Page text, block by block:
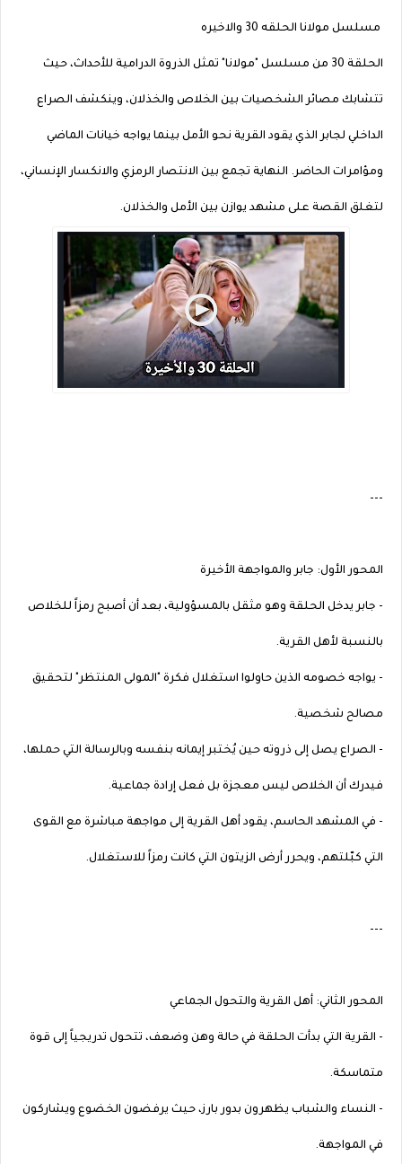
مسلسل مولانا الحلقه 30 والاخيره
الحلقة 30 من مسلسل "مولانا" تمثل الذروة الدرامية للأحداث، حيث
تتشابك مصائر الشخصيات بين الخلاص والخذلان، وينكشف الصراع
الداخلي لجابر الذي يقود القرية نحو الأمل بينما يواجه خيانات الماضي
ومؤامرات الحاضر. النهاية تجمع بين الانتصار الرمزي والانكسار الإنساني،
لتغلق القصة على مشهد يوازن بين الأمل والخذلان.
---
المحور الأول: جابر والمواجهة الأخيرة
- جابر يدخل الحلقة وهو مثقل بالمسؤولية، بعد أن أصبح رمزاً للخلاص
بالنسبة لأهل القرية.
- يواجه خصومه الذين حاولوا استغلال فكرة "المولى المنتظر" لتحقيق
مصالح شخصية.
- الصراع يصل إلى ذروته حين يُختبر إيمانه بنفسه وبالرسالة التي حملها،
فيدرك أن الخلاص ليس معجزة بل فعل إرادة جماعية.
- في المشهد الحاسم، يقود أهل القرية إلى مواجهة مباشرة مع القوى
التي كبّلتهم، ويحرر أرض الزيتون التي كانت رمزاً للاستغلال.
---
المحور الثاني: أهل القرية والتحول الجماعي
- القرية التي بدأت الحلقة في حالة وهن وضعف، تتحول تدريجياً إلى قوة
متماسكة.
- النساء والشباب يظهرون بدور بارز، حيث يرفضون الخضوع ويشاركون
في المواجهة.